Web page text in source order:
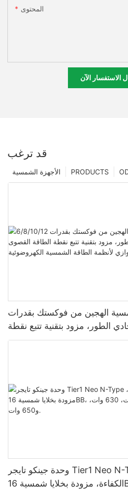
المحتوى
الاستفسار الآن
قد ترغب
PRODUCTS الأجهزة الشمسية
الهجين من فوكستك بقدرات
أحادي الطور، مزود بتقنية تتبع نقطة
الطاقة القصوى (MPPT)، يدعم توصيل 9 وحدات بالتوازي
وحدة جينكو تايجر Tier1 Neo N-Type ثنائية الوجه عالية
الكفاءة، مزودة بخلايا شمسية 16BB، بقدرات 590 وات،